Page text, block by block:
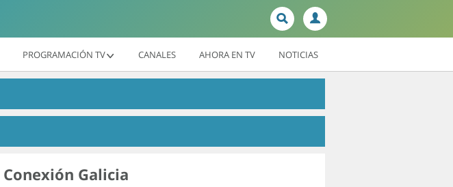
PROGRAMACIÓN TV CANALES AHORA EN TV NOTICIAS
Conexión Galicia